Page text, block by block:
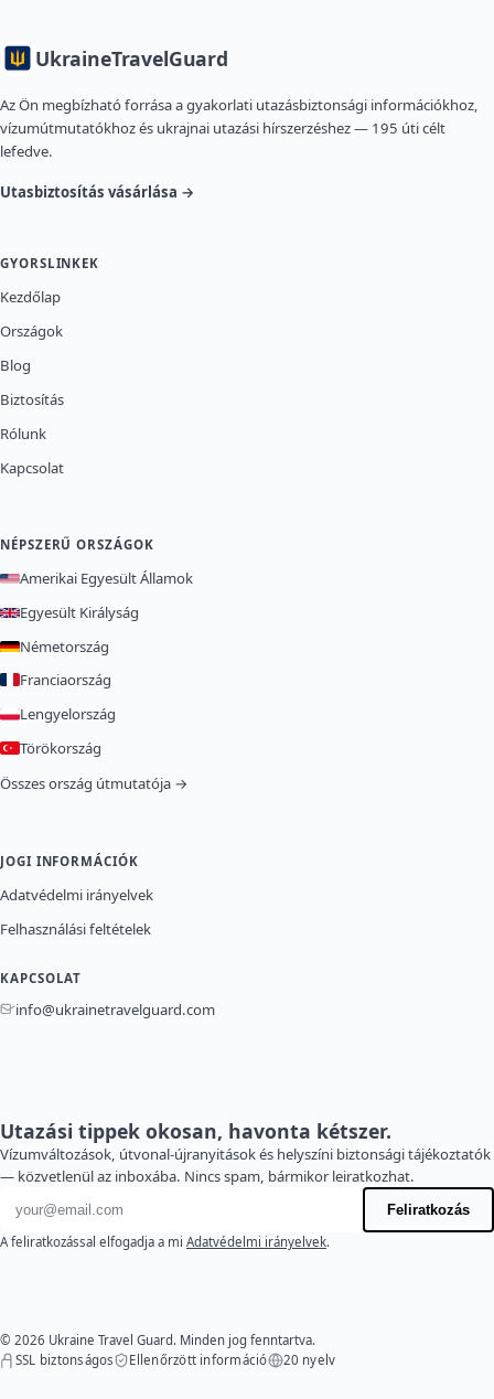
UkraineTravelGuard
Az Ön megbízható forrása a gyakorlati utazásbiztonsági információkhoz,
vízumútmutatókhoz és ukrajnai utazási hírszerzéshez — 195 úti célt
lefedve.
Utasbiztosítás vásárlása →
GYORSLINKEK
Kezdőlap
Országok
Blog
Biztosítás
Rólunk
Kapcsolat
NÉPSZERŰ ORSZÁGOK
Amerikai Egyesült Államok
Egyesült Királyság
Németország
Franciaország
Lengyelország
Törökország
Összes ország útmutatója →
JOGI INFORMÁCIÓK
Adatvédelmi irányelvek
Felhasználási feltételek
KAPCSOLAT
info@ukrainetravelguard.com
Utazási tippek okosan, havonta kétszer.
Vízumváltozások, útvonal-újranyitások és helyszíni biztonsági tájékoztatók
— közvetlenül az inboxába. Nincs spam, bármikor leiratkozhat.
E-mail cím
Feliratkozás
A feliratkozással elfogadja a mi Adatvédelmi irányelvek.
© 2026 Ukraine Travel Guard. Minden jog fenntartva.
SSL biztonságos
Ellenőrzött információ 20 nyelv